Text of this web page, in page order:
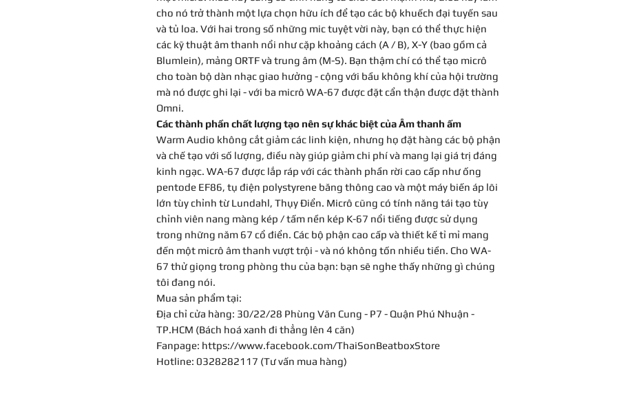
cho nó trở thành một lựa chọn hữu ích để tạo các bộ khuếch đại tuyến sau
và tủ loa. Với hai trong số những mic tuyệt vời này, bạn có thể thực hiện
các kỹ thuật âm thanh nổi như cặp khoảng cách (A / B), X-Y (bao gồm cả
Blumlein), mảng ORTF và trung âm (M-S). Bạn thậm chí có thể tạo micrô
cho toàn bộ dàn nhạc giao hưởng - cộng với bầu không khí của hội trường
mà nó được ghi lại - với ba micrô WA-67 được đặt cẩn thận được đặt thành
Omni.
Các thành phần chất lượng tạo nên sự khác biệt của Âm thanh ấm
Warm Audio không cắt giảm các linh kiện, nhưng họ đặt hàng các bộ phận
và chế tạo với số lượng, điều này giúp giảm chi phí và mang lại giá trị đáng
kinh ngạc. WA-67 được lắp ráp với các thành phần rời cao cấp như ống
pentode EF86, tụ điện polystyrene băng thông cao và một máy biến áp lõi
lớn tùy chỉnh từ Lundahl, Thụy Điển. Micrô cũng có tính năng tái tạo tùy
chỉnh viên nang màng kép / tấm nền kép K-67 nổi tiếng được sử dụng
trong những năm 67 cổ điển. Các bộ phận cao cấp và thiết kế tỉ mỉ mang
đến một micrô âm thanh vượt trội - và nó không tốn nhiều tiền. Cho WA-
67 thử giọng trong phòng thu của bạn: bạn sẽ nghe thấy những gì chúng
tôi đang nói.
Mua sản phẩm tại:
Địa chỉ cửa hàng: 30/22/28 Phùng Văn Cung - P7 - Quận Phú Nhuận -
TP.HCM (Bách hoá xanh đi thẳng lên 4 căn)
Fanpage: https://www.facebook.com/ThaiSonBeatboxStore
Hotline: 0328282117 (Tư vấn mua hàng)